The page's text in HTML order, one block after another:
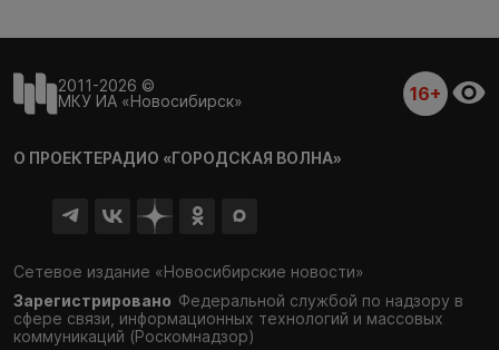
2011-2026 ©
МКУ ИА «Новосибирск»
16+
О ПРОЕКТЕРАДИО «ГОРОДСКАЯ ВОЛНА»
Сетевое издание «Новосибирские новости»
Зарегистрировано Федеральной службой по надзору в
сфере связи, информационных технологий и массовых
коммуникаций (Роскомнадзор)